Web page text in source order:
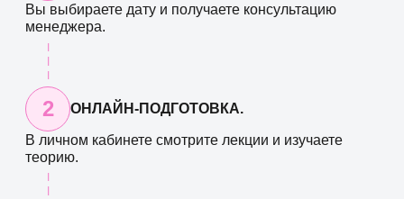
Вы выбираете дату и получаете консультацию
менеджера.
2
ОНЛАЙН-ПОДГОТОВКА.
В личном кабинете смотрите лекции и изучаете
теорию.